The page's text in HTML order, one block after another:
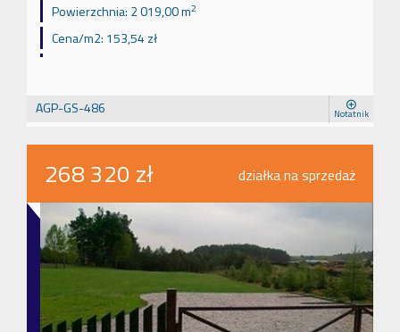
Powierzchnia: 2 019,00 m2
Cena/m2: 153,54 zł
AGP-GS-486 Notatnik
268 320 zł działka na sprzedaż